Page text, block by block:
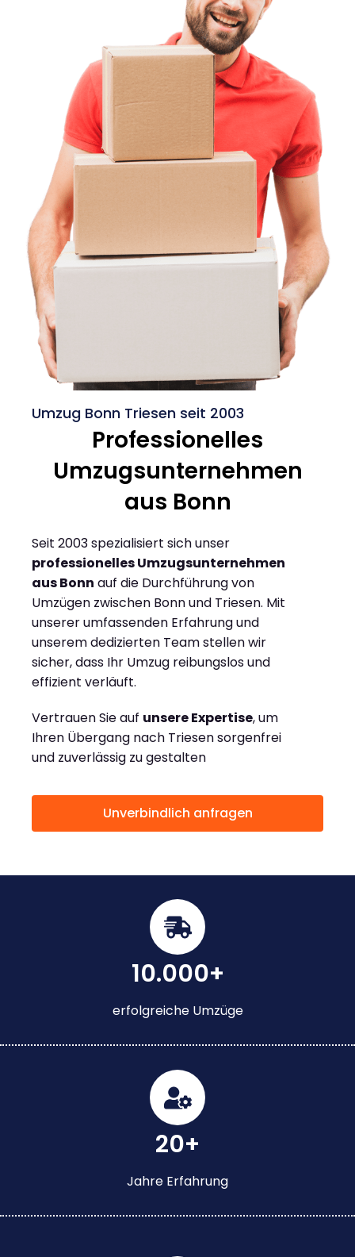
Umzug Bonn Triesen seit 2003
Professionelles
Umzugsunternehmen
aus Bonn
Seit 2003 spezialisiert sich unser
professionelles Umzugsunternehmen
aus Bonn auf die Durchführung von
Umzügen zwischen Bonn und Triesen. Mit
unserer umfassenden Erfahrung und
unserem dedizierten Team stellen wir
sicher, dass Ihr Umzug reibungslos und
effizient verläuft.
Vertrauen Sie auf unsere Expertise, um
Ihren Übergang nach Triesen sorgenfrei
und zuverlässig zu gestalten
Unverbindlich anfragen
10.000+
erfolgreiche Umzüge
20+
Jahre Erfahrung